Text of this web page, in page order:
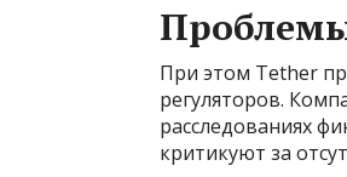
При этом Tether
регуляторов.
расследованиях
критикуют за